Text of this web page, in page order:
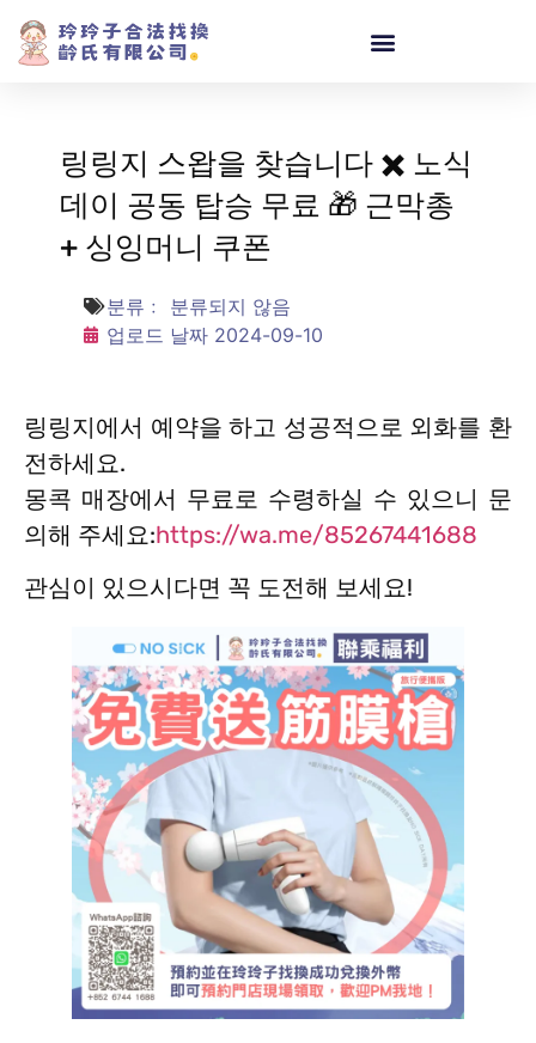
링링지 스왑을 찾습니다 ✖️ 노식
데이 공동 탑승 무료 🎁 근막총
+ 싱잉머니 쿠폰
분류﹕
분류되지 않음
업로드 날짜 2024-09-10
링링지에서 예약을 하고 성공적으로 외화를 환
전하세요.
몽콕 매장에서 무료로 수령하실 수 있으니 문
의해 주세요:https://wa.me/85267441688
관심이 있으시다면 꼭 도전해 보세요!